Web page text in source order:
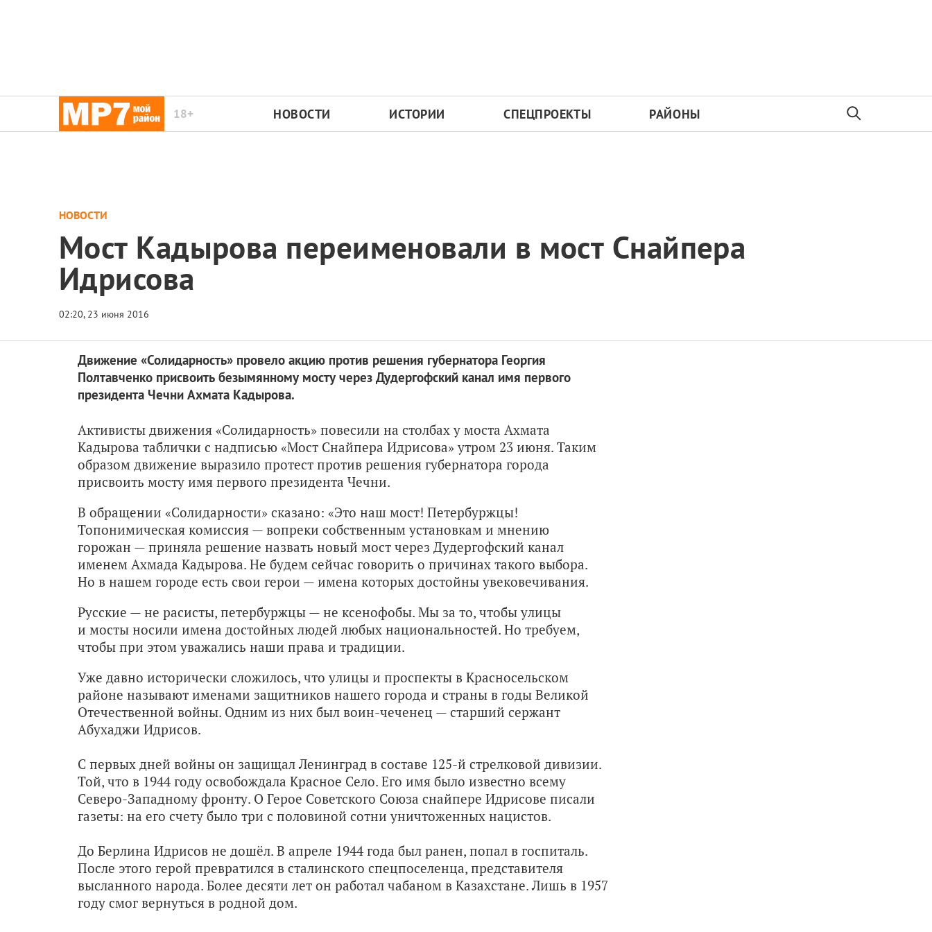
18+ НОВОСТИ ИСТОРИИ СПЕЦПРОЕКТЫ РАЙОНЫ
НОВОСТИ
Мост Кадырова переименовали в мост Снайпера
Идрисова
Движение «Солидарность» провело акцию против решения губернатора Георгия
Полтавченко присвоить безымянному мосту через Дудергофский канал имя первого
президента Чечни Ахмата Кадырова.
Активисты движения «Солидарность» повесили на столбах у моста Ахмата
Кадырова таблички с надписью «Мост Снайпера Идрисова» утром 23 июня. Таким
образом движение выразило протест против решения губернатора города
присвоить мосту имя первого президента Чечни.
В обращении «Солидарности» сказано: «Это наш мост! Петербуржцы!
Топонимическая комиссия — вопреки собственным установкам и мнению
горожан — приняла решение назвать новый мост через Дудергофский канал
именем Ахмада Кадырова. Не будем сейчас говорить о причинах такого выбора.
Но в нашем городе есть свои герои — имена которых достойны увековечивания.
Русские — не расисты, петербуржцы — не ксенофобы. Мы за то, чтобы улицы
и мосты носили имена достойных людей любых национальностей. Но требуем,
чтобы при этом уважались наши права и традиции.
Уже давно исторически сложилось, что улицы и проспекты в Красносельском
районе называют именами защитников нашего города и страны в годы Великой
Отечественной войны. Одним из них был воин-чеченец — старший сержант
Абухаджи Идрисов.
С первых дней войны он защищал Ленинград в составе 125-й стрелковой дивизии.
Той, что в 1944 году освобождала Красное Село. Его имя было известно всему
Северо-Западному фронту. О Герое Советского Союза снайпере Идрисове писали
газеты: на его счету было три с половиной сотни уничтоженных нацистов.
До Берлина Идрисов не дошёл. В апреле 1944 года был ранен, попал в госпиталь.
После этого герой превратился в сталинского спецпоселенца, представителя
высланного народа. Более десяти лет он работал чабаном в Казахстане. Лишь в 1957
году смог вернуться в родной дом.